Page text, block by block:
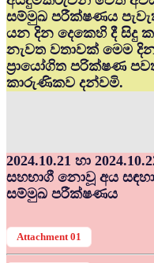
සම්මුඛ පරීක්ෂණය
යන දින දෙකෙහි දී සිදු
නැවත වතාවක් මෙම
ප්‍රායෝගිත පරික්ෂණ
කාරුණිකව දන්වමි.
2024.10.21 හා
සහභාගී නොවූ අය
සම්මුඛ පරීක්ෂණය
Attachment 01